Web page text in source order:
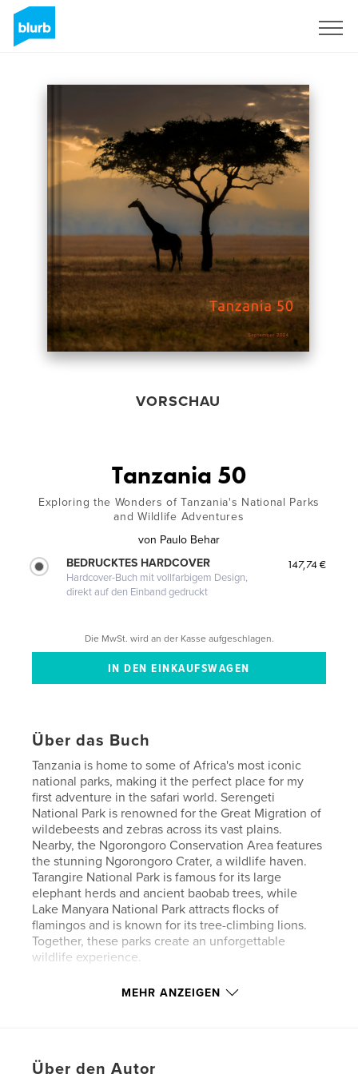
VORSCHAU
Tanzania 50
Exploring the Wonders of Tanzania's National Parks
and Wildlife Adventures
von Paulo Behar
BEDRUCKTES HARDCOVER
Hardcover-Buch mit vollfarbigem Design,
direkt auf den Einband gedruckt
147,74 €
Die MwSt. wird an der Kasse aufgeschlagen.
Über das Buch
Tanzania is home to some of Africa's most iconic
national parks, making it the perfect place for my
first adventure in the safari world. Serengeti
National Park is renowned for the Great Migration of
wildebeests and zebras across its vast plains.
Nearby, the Ngorongoro Conservation Area features
the stunning Ngorongoro Crater, a wildlife haven.
Tarangire National Park is famous for its large
elephant herds and ancient baobab trees, while
Lake Manyara National Park attracts flocks of
flamingos and is known for its tree-climbing lions.
Together, these parks create an unforgettable
wildlife experience.
Autorenwebsite
Eigenschaften und Details
MEHR ANZEIGEN
Über den Autor